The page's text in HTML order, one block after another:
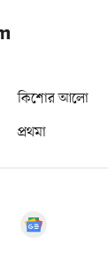
কিশোর আলো
প্রথমা